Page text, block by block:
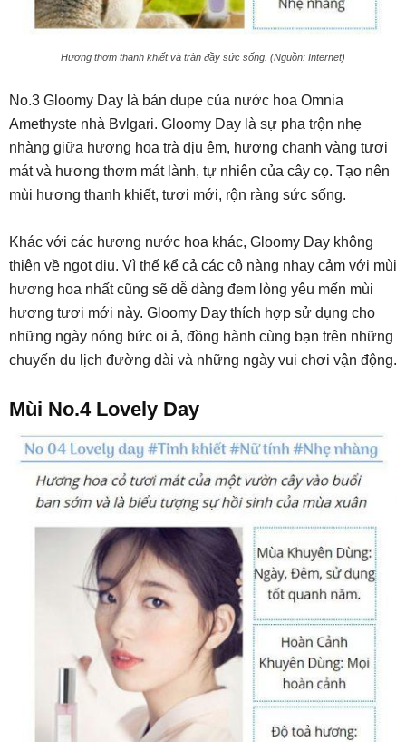
Hương thơm thanh khiết và tràn đầy sức sống. (Nguồn: Internet)
No.3 Gloomy Day là bản dupe của nước hoa Omnia
Amethyste nhà Bvlgari. Gloomy Day là sự pha trộn nhẹ
nhàng giữa hương hoa trà dịu êm, hương chanh vàng tươi
mát và hương thơm mát lành, tự nhiên của cây cọ. Tạo nên
mùi hương thanh khiết, tươi mới, rộn ràng sức sống.
Khác với các hương nước hoa khác, Gloomy Day không
thiên về ngọt dịu. Vì thế kể cả các cô nàng nhạy cảm với mùi
hương hoa nhất cũng sẽ dễ dàng đem lòng yêu mến mùi
hương tươi mới này. Gloomy Day thích hợp sử dụng cho
những ngày nóng bức oi ả, đồng hành cùng bạn trên những
chuyến du lịch đường dài và những ngày vui chơi vận động.
Mùi No.4 Lovely Day